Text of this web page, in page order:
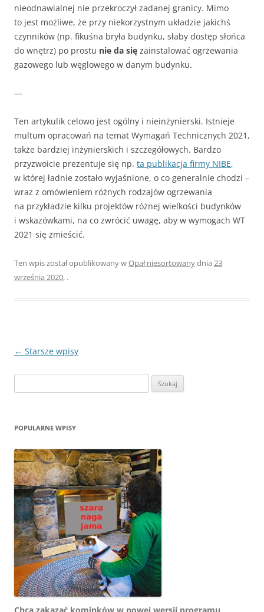
nieodnawialnej nie przekroczył zadanej granicy. Mimo
to jest możliwe, że przy niekorzystnym układzie jakichś
czynników (np. fikuśna bryła budynku, słaby dostęp słońca
do wnętrz) po prostu nie da się zainstalować ogrzewania
gazowego lub węglowego w danym budynku.
—
Ten artykulik celowo jest ogólny i nieinżynierski. Istnieje
multum opracowań na temat Wymagań Technicznych 2021,
także bardziej inżynierskich i szczegółowych. Bardzo
przyzwoicie prezentuje się np. ta publikacja firmy NIBE,
w której ładnie zostało wyjaśnione, o co generalnie chodzi –
wraz z omówieniem różnych rodzajów ogrzewania
na przykładzie kilku projektów różnej wielkości budynków
i wskazówkami, na co zwrócić uwagę, aby w wymogach WT
2021 się zmieścić.
Ten wpis został opublikowany wOpał niesortowanydnia 23
września 2020, .
Zobacz
← Starsze wpisy
POPULARNE WPISY
Chcą zakazać kominków w nowej wersji programu